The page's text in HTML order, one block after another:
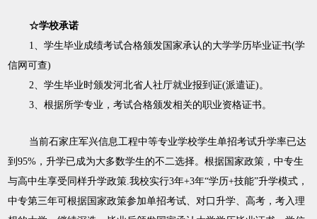
☆学校承诺
1
、学生毕业成绩考试合格颁发国家承认的大学学历毕业证书(学
信网可查)
2 、学生毕业时颁发河北省人社厅就业报到证(派遣证) 。
3 、根据所学专业，考试合格颁发相关的职业资格证书。
当前石家庄军兴信息工程中等专业学校学生单招考试升学率已达
到95%，升学已成为大多数学生的不二选择。根据国家政策，中专生
与高中生享受同样升学政策.我校实行3年+3年“学历+技能”升学模式，
中专第三年可根据国家政策参加单招考试、对口升学、高考，考入理